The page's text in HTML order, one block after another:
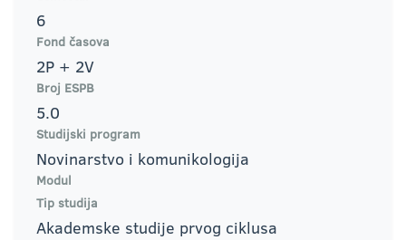
6
Fond časova
2P + 2V
Broj ESPB
5.0
Studijski program
Novinarstvo i komunikologija
Modul
Tip studija
Akademske studije prvog ciklusa